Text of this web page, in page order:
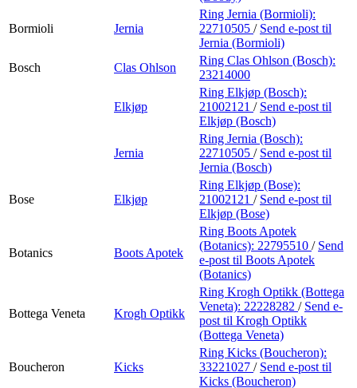
Bormioli Jernia
Ring Jernia (Bormioli):
22710505 / Send e-post til
Jernia (Bormioli)
Bosch
Clas Ohlson
Ring Clas Ohlson (Bosch):
23214000
Elkjøp
Ring Elkjøp (Bosch):
21002121 / Send e-post til
Elkjøp (Bosch)
Jernia
Ring Jernia (Bosch):
22710505 / Send e-post til
Jernia (Bosch)
Bose Elkjøp
Ring Elkjøp (Bose):
21002121 / Send e-post til
Elkjøp (Bose)
Botanics Boots Apotek
Ring Boots Apotek
(Botanics): 22795510 / Send
e-post til Boots Apotek
(Botanics)
Bottega Veneta Krogh Optikk
Ring Krogh Optikk (Bottega
Veneta): 22228282 / Send e-
post til Krogh Optikk
(Bottega Veneta)
Boucheron Kicks
Ring Kicks (Boucheron):
33221027 / Send e-post til
Kicks (Boucheron)